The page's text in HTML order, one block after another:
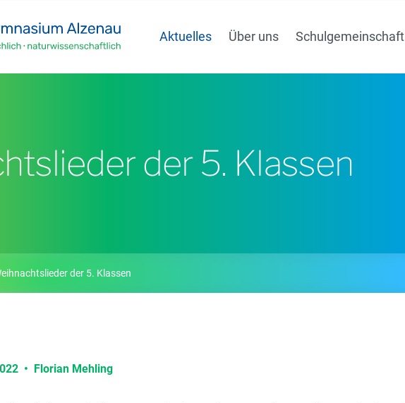
Aktuelles Über uns Schulgemeinschaft
der 5. Klassen
der 5. Klassen
• Florian Mehling